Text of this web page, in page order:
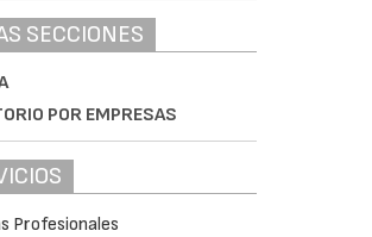
SECCIONES
POR EMPRESAS
Profesionales